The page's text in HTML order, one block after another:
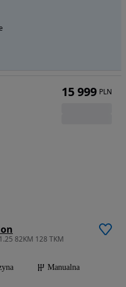
82KM 128 TKM
Manualna
15 999 PLN